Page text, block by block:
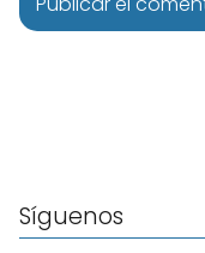
Síguenos